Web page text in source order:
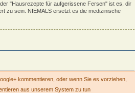
"Hausrezepte für aufgerissene Fersen" ist es, dir
zu sein. NIEMALS ersetzt es die medizinische
kommentieren, oder wenn Sie es vorziehen,
aus unserem System zu tun